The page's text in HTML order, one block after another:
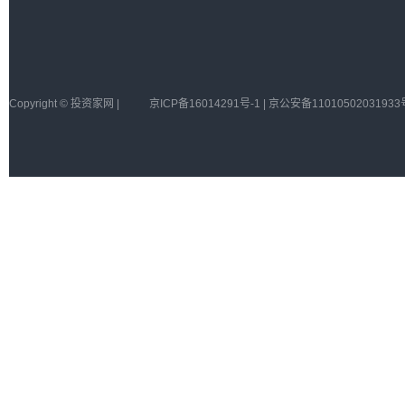
Copyright © 投资家网 | 京ICP备16014291号-1 | 京公安备11010502031933